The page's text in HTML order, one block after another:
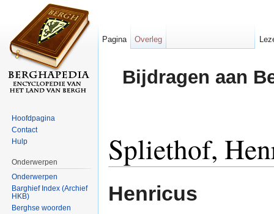
Bijdragen aan
Spliethof,
Henricus
Pagina Overleg
Hoofdpagina
Contact
Hulp
Onderwerpen
Onderwerpen
Barghief Index (Archief
HKB)
Berghse woorden